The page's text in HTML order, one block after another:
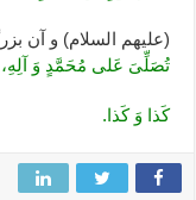
(علیهم ‏السلام) و آن
تُصَلِّىَ عَلى مُحَمَّدٍ وَ
کَذا وَ کَذا.